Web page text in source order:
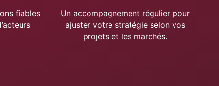
fiables
Un accompagnement régulier pour
ajuster votre stratégie selon vos
projets et les marchés.